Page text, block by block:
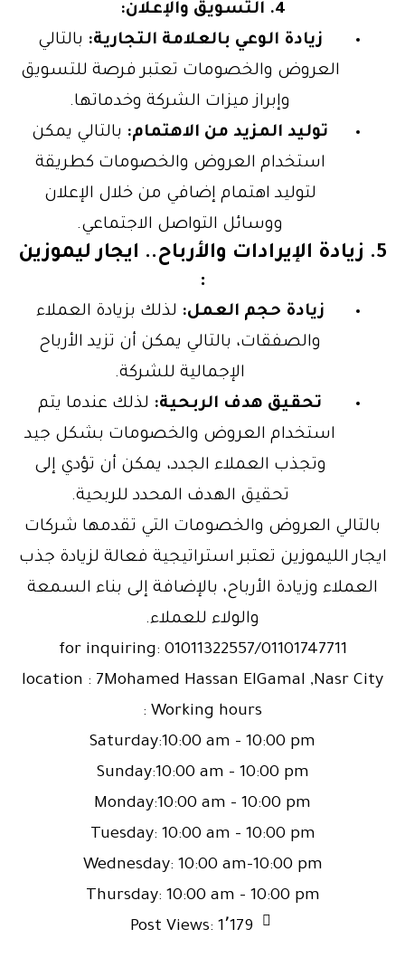
4. التسويق والإعلان:
زيادة الوعي بالعلامة التجارية: بالتالي
العروض والخصومات تعتبر فرصة للتسويق
وإبراز ميزات الشركة وخدماتها.
توليد المزيد من الاهتمام: بالتالي يمكن
استخدام العروض والخصومات كطريقة
لتوليد اهتمام إضافي من خلال الإعلان
ووسائل التواصل الاجتماعي.
5. زيادة الإيرادات والأرباح.. ايجار ليموزين
:
زيادة حجم العمل: لذلك بزيادة العملاء
والصفقات، بالتالي يمكن أن تزيد الأرباح
الإجمالية للشركة.
تحقيق هدف الربحية: لذلك عندما يتم
استخدام العروض والخصومات بشكل جيد
وتجذب العملاء الجدد، يمكن أن تؤدي إلى
تحقيق الهدف المحدد للربحية.
بالتالي العروض والخصومات التي تقدمها شركات
ايجار الليموزين تعتبر استراتيجية فعالة لزيادة جذب
العملاء وزيادة الأرباح، بالإضافة إلى بناء السمعة
والولاء للعملاء.
for inquiring: 01011322557/01101747711
location : 7Mohamed Hassan ElGamal ,Nasr City
Working hours :
Saturday:10:00 am – 10:00 pm
Sunday:10:00 am – 10:00 pm
Monday:10:00 am – 10:00 pm
Tuesday: 10:00 am – 10:00 pm
Wednesday: 10:00 am–10:00 pm
Thursday: 10:00 am – 10:00 pm
Post Views: 1٬179